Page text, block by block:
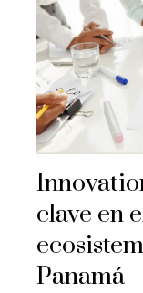
clave en
Panamá